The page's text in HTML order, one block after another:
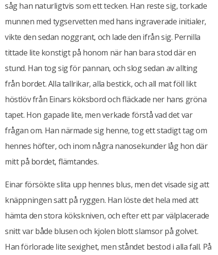
såg han naturligtvis som ett tecken. Han reste sig, torkade
munnen med tygservetten med hans ingraverade initialer,
vikte den sedan noggrant, och lade den ifrån sig. Pernilla
tittade lite konstigt på honom när han bara stod där en
stund. Han tog sig för pannan, och slog sedan av allting
från bordet. Alla tallrikar, alla bestick, och all mat föll likt
höstlöv från Einars köksbord och fläckade ner hans gröna
tapet. Hon gapade lite, men verkade förstå vad det var
frågan om. Han närmade sig henne, tog ett stadigt tag om
hennes höfter, och inom några nanosekunder låg hon där
mitt på bordet, flämtandes.
Einar försökte slita upp hennes blus, men det visade sig att
knäppningen satt på ryggen. Han löste det hela med att
hämta den stora kökskniven, och efter ett par välplacerade
snitt var både blusen och kjolen blott slamsor på golvet.
Han förlorade lite sexighet, men ståndet bestod i alla fall. På